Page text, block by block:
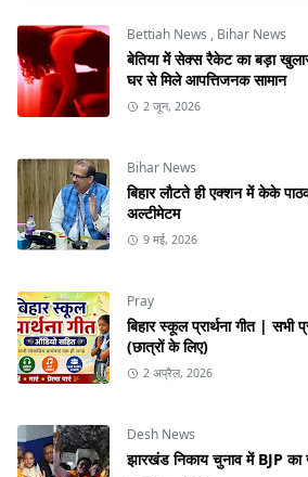
Bettiah News , Bihar News
बेतिया में सेक्स रैकेट का बड़ा
घर से मिले आपत्तिजनक सामान
2 जून, 2026
Bihar News
बिहार लौटते ही एक्शन में केके
अल्टीमेटम
9 मई, 2026
Pray
बिहार स्कूल प्रार्थना गीत | सभी
(छात्रों के लिए)
2 अप्रैल, 2026
Desh News
झारखंड निकाय चुनाव में BJP